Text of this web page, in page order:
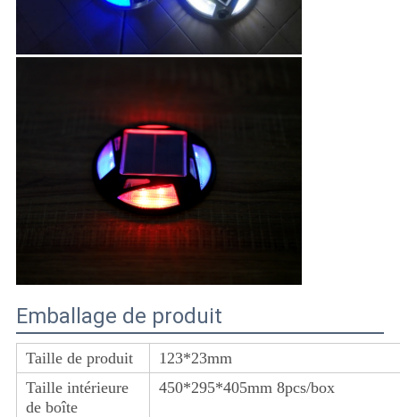
Emballage de produit
Taille de produit
123*23mm
Taille intérieure
de boîte
450*295*405mm 8pcs/box